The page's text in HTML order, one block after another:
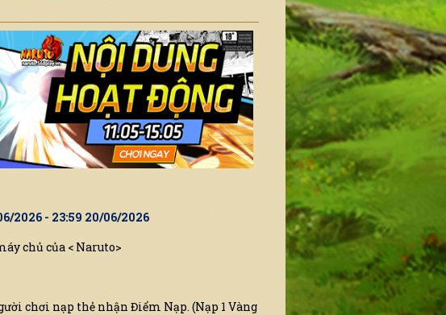
2026 - 23:59 20/06/2026
chủ của < Naruto>
chơi nạp thẻ nhận Điểm Nạp. (Nạp 1 Vàng